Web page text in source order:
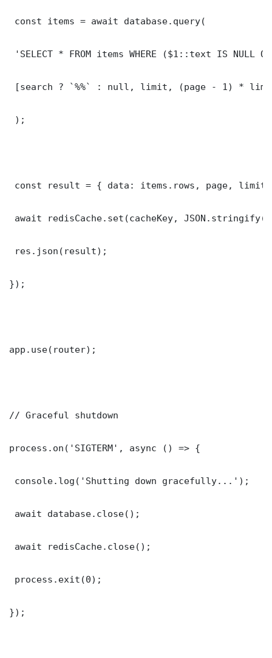
const items = await database.query(
'SELECT * FROM items WHERE ($1::text IS NULL
[search ? `%%` : null, limit, (page - 1) *
);
const result = { data: items.rows, page,
await redisCache.set(cacheKey,
res.json(result);
});
app.use(router);
// Graceful shutdown
process.on('SIGTERM', async () => {
console.log('Shutting down gracefully...');
await database.close();
await redisCache.close();
process.exit(0);
});